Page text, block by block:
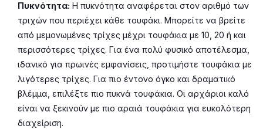
Πυκνότητα: Η πυκνότητα αναφέρεται στον αριθμό των
τριχών που περιέχει κάθε τουφάκι. Μπορείτε να βρείτε
από μεμονωμένες τρίχες μέχρι τουφάκια με 10, 20 ή και
περισσότερες τρίχες. Για ένα πολύ φυσικό αποτέλεσμα,
ιδανικό για πρωινές εμφανίσεις, προτιμήστε τουφάκια με
λιγότερες τρίχες. Για πιο έντονο όγκο και δραματικό
βλέμμα, επιλέξτε πιο πυκνά τουφάκια. Οι αρχάριοι καλό
είναι να ξεκινούν με πιο αραιά τουφάκια για ευκολότερη
διαχείριση.